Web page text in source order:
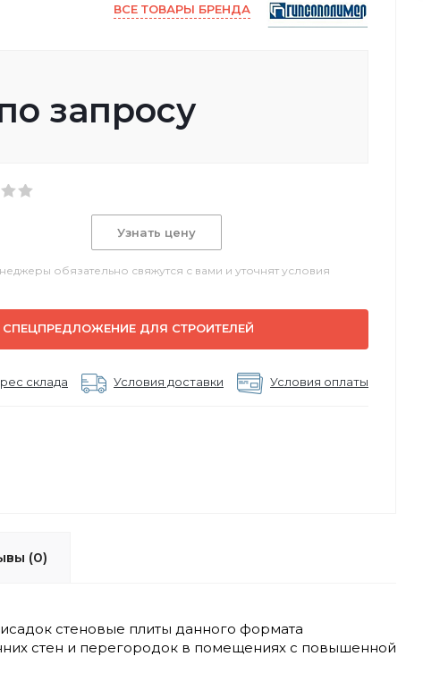
ВСЕ ТОВАРЫ БРЕНДА
запросу
Узнать цену
обязательно свяжутся с вами и уточнят условия
СПЕЦПРЕДЛОЖЕНИЕ ДЛЯ СТРОИТЕЛЕЙ
склада Условия доставки Условия оплаты
(0)
стеновые плиты данного формата
стен и перегородок в помещениях с повышенной